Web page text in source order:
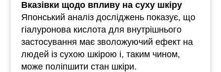
Вказівки щодо впливу на суху шкіру
Японський аналіз досліджень показує, що
гіалуронова кислота для внутрішнього
застосування має зволожуючий ефект на
людей із сухою шкірою і, таким чином,
може поліпшити стан шкіри.